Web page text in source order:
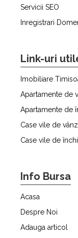
Servicii SEO
Inregistrari
Link-uri
Imobiliare
Apartamente de
Apartamente de
Case vile de
Case vile de
Info Bursa
Acasa
Despre Noi
Adauga articol